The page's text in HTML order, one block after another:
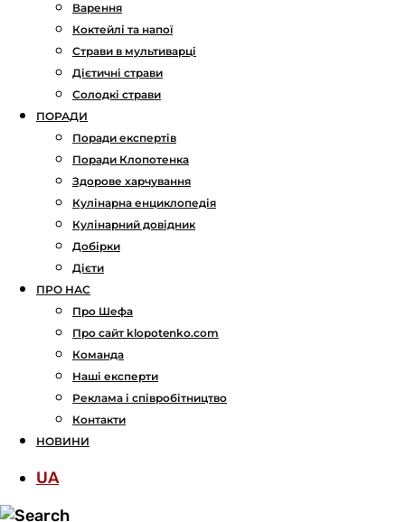
Варення
Коктейлі та напої
Страви в мультиварці
Дієтичні страви
Солодкі страви
ПОРАДИ
Поради експертів
Поради Клопотенка
Здорове харчування
Кулінарна енциклопедія
Кулінарний довідник
Добірки
Дієти
ПРО НАС
Про Шефа
Про сайт klopotenko.com
Команда
Наші експерти
Реклама і співробітництво
Контакти
НОВИНИ
UA